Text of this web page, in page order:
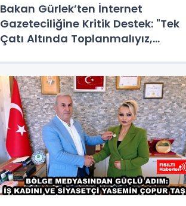
Bakan Gürlek’ten İnternet
Gazeteciliğine Kritik Destek: "Tek
Çatı Altında Toplanmalıyız,